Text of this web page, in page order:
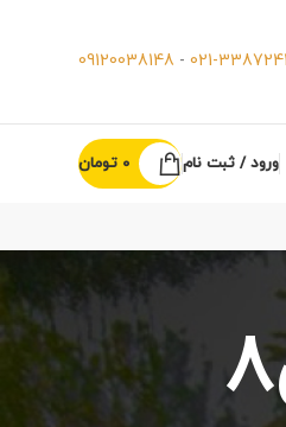
021-
-
09120038148
ورود / ثبت نام 0 تومان